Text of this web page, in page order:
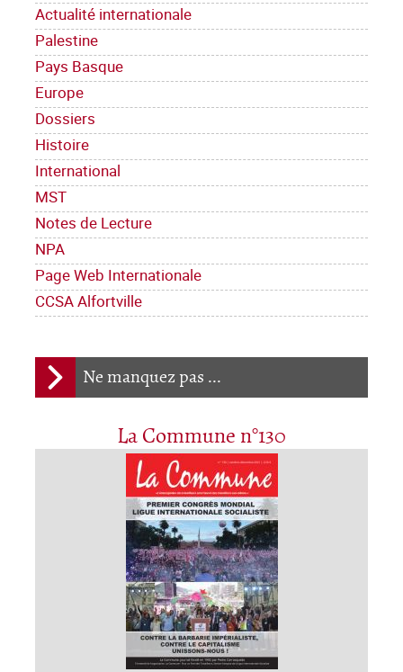
Actualité internationale
Palestine
Pays Basque
Europe
Dossiers
Histoire
International
MST
Notes de Lecture
NPA
Page Web Internationale
CCSA Alfortville
Ne manquez pas ...
La Commune n°130